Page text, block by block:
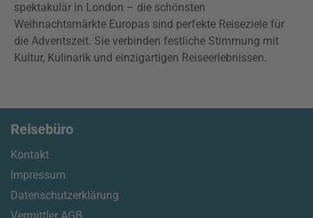
spektakulär in London – die schönsten
Weihnachtsmärkte Europas sind perfekte Reiseziele für
die Adventszeit. Sie verbinden festliche Stimmung mit
Kultur, Kulinarik und einzigartigen Reiseerlebnissen.
Reisebüro
Kontakt
Impressum
Datenschutzerklärung